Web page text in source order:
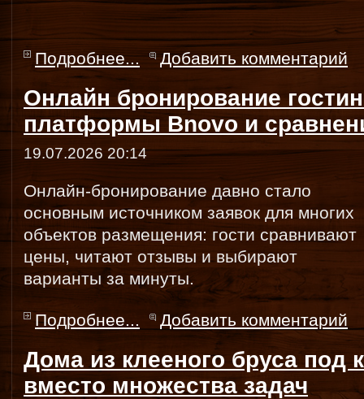
Подробнее... Добавить комментарий
Онлайн бронирование
платформы Bnovo и
19.07.2026 20:14
Онлайн-бронирование давно стало
основным источником заявок для многих
объектов размещения: гости сравнивают
цены, читают отзывы и выбирают
варианты за минуты.
Подробнее... Добавить комментарий
Дома из клееного бруса под
вместо множества задач